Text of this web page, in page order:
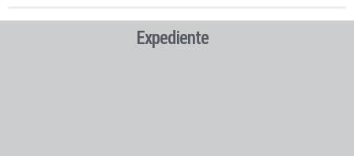
Expediente